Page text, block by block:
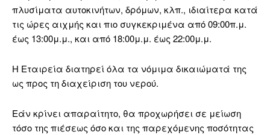
πλυσίματα αυτοκινήτων, δρόμων, κλπ., ιδιαίτερα κατά
τις ώρες αιχμής και πιο συγκεκριμένα από 09:00π.μ.
έως 13:00μ.μ., και από 18:00μ.μ. έως 22:00μ.μ.
Η Εταιρεία διατηρεί όλα τα νόμιμα δικαιώματά της
ως προς τη διαχείριση του νερού.
Εάν κρίνει απαραίτητο, θα προχωρήσει σε μείωση
τόσο της πιέσεως όσο και της παρεχόμενης ποσότητας